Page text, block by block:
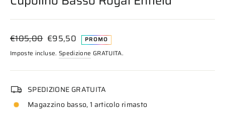
Prezzo
di
listino
€105,00 Prezzo
scontato
€95,50 PROMO
Imposte incluse. Spedizione GRATUITA.
SPEDIZIONE GRATUITA
Magazzino basso, 1 articolo rimasto